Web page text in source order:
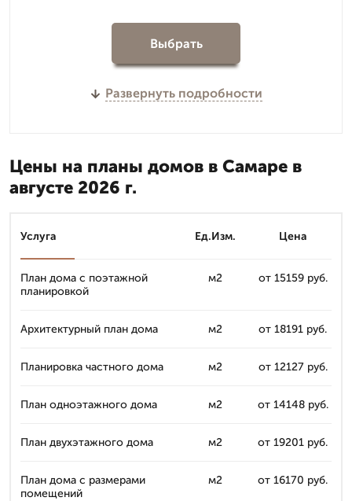
Выбрать
Развернуть подробности
Цены на планы домов в Самаре в
августе 2026 г.
Услуга Ед.Изм. Цена
План дома с поэтажной
планировкой
м2 от 15159 руб.
Архитектурный план дома м2 от 18191 руб.
Планировка частного дома м2 от 12127 руб.
План одноэтажного дома м2 от 14148 руб.
План двухэтажного дома м2 от 19201 руб.
План дома с размерами
помещений
м2 от 16170 руб.